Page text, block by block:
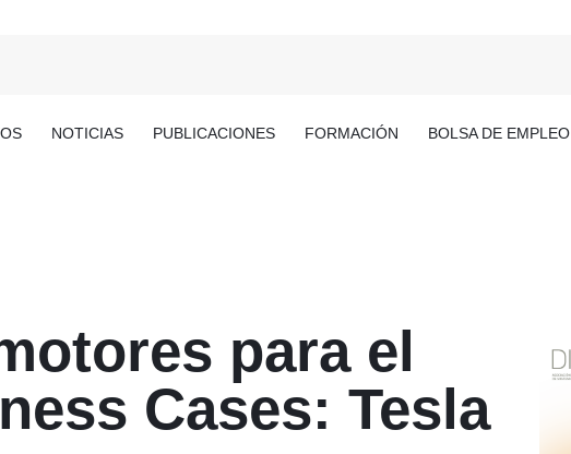
NOTICIAS PUBLICACIONES FORMACIÓN BOLSA DE EMPLEO
para el
Cases: Tesla